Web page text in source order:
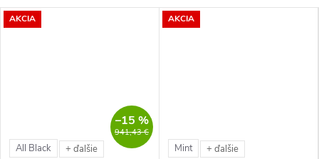
AKCIA
941,43 €
–15 %
All Black + ďalšie
AKCIA
Mint + ďalšie